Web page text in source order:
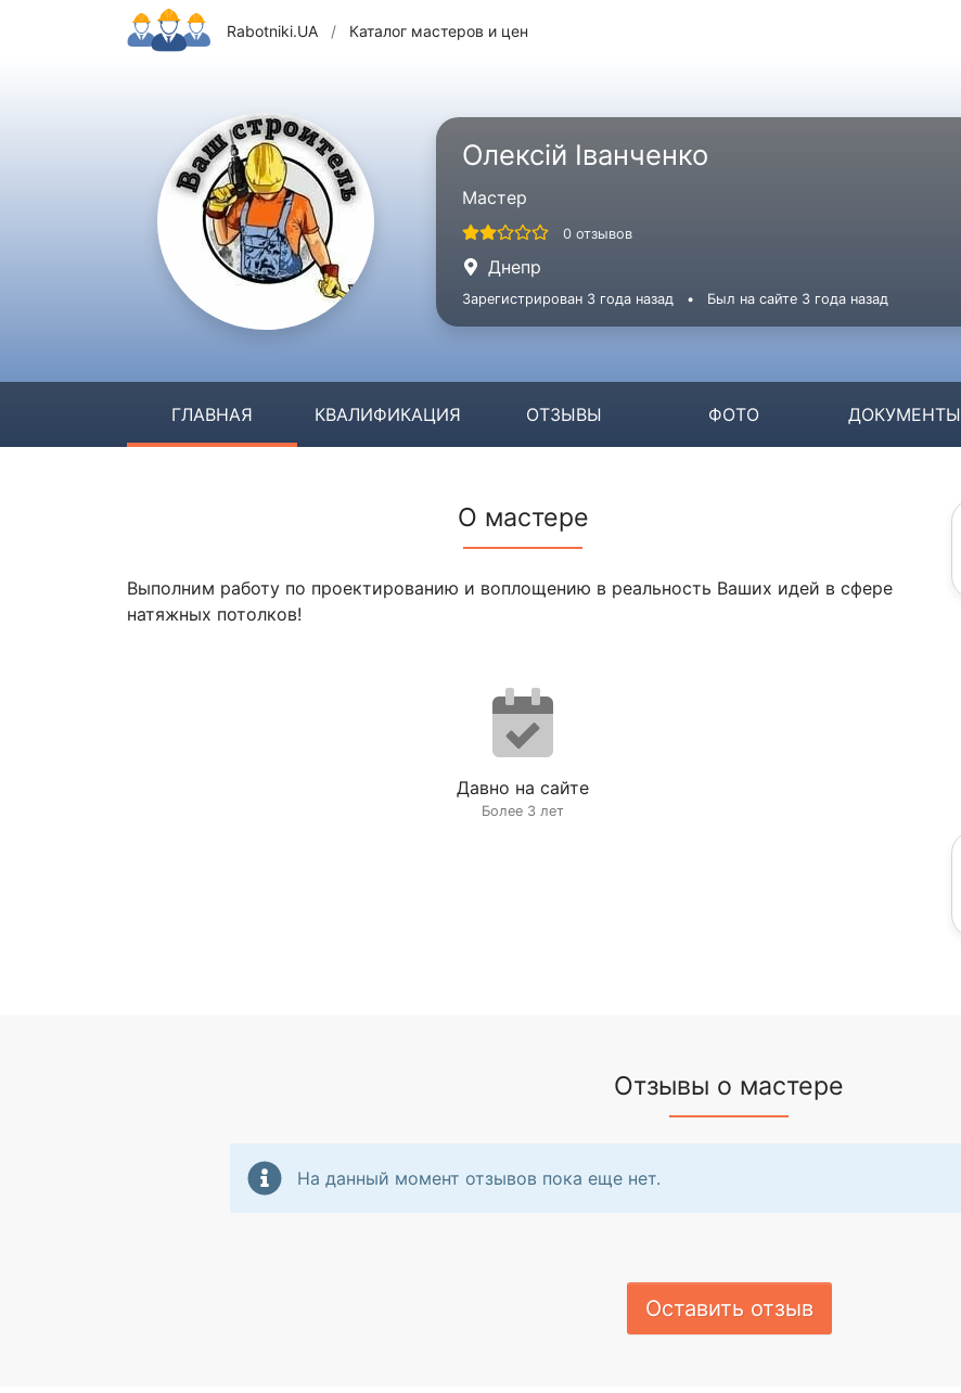
Rabotniki.UA / Каталог мастеров и цен
Олексій Іванченко
Мастер
0 отзывов
Днепр
Зарегистрирован 3 года назад • Был на сайте 3 года назад
ГЛАВНАЯ КВАЛИФИКАЦИЯ ОТЗЫВЫ ФОТО ДОКУМЕНТЫ
О мастере
Выполним работу по проектированию и воплощению в реальность Ваших идей в сфере
натяжных потолков!
Давно на сайте
Более 3 лет
Отзывы о мастере
На данный момент отзывов пока еще нет.
Оставить отзыв